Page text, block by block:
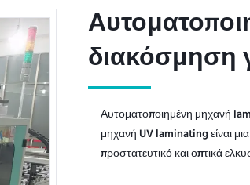
διακόσμηση
διακόσμηση
Αυτοματοποιημένη μηχανή
μηχανή UV laminating είναι
προστατευτικό και οπτικά